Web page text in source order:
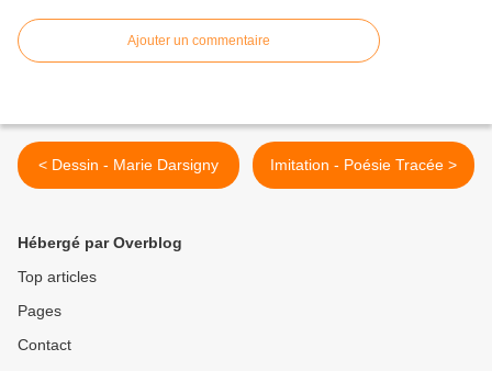
Ajouter un commentaire
< Dessin - Marie Darsigny Imitation - Poésie Tracée >
Hébergé par Overblog
Top articles
Pages
Contact